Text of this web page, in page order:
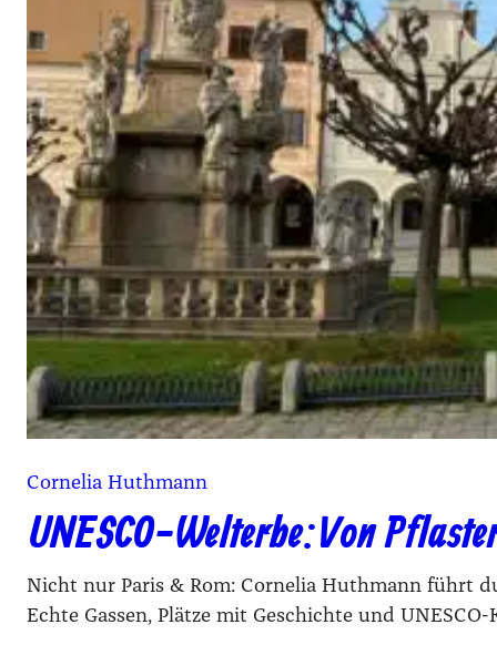
Cornelia Huthmann
UNESCO-Welterbe: Von
Nicht nur Paris & Rom: Cornelia Huthmann führt
Echte Gassen, Plätze mit Geschichte und